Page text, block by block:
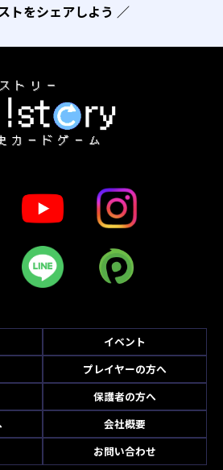
トをシェアしよう ／
イベント
プレイヤーの方へ
保護者の方へ
会社概要
お問い合わせ